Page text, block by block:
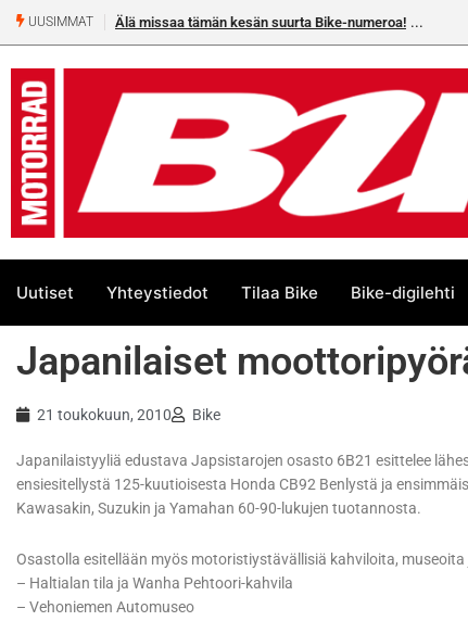
UUSIMMAT Älä missaa tämän kesän suurta Bike-numeroa!
Uutiset Yhteystiedot Tilaa Bike Bike-digilehti
Japanilaiset
21 toukokuun, 2010 Bike
Japanilaistyyliä edustava Japsistarojen osasto 6B21 esittelee
ensiesitellystä 125-kuutioisesta Honda CB92 Benlystä ja
Kawasakin, Suzukin ja Yamahan 60-90-lukujen tuotannosta.
Osastolla esitellään myös motoristiystävällisiä kahviloita,
– Haltialan tila ja Wanha Pehtoori-kahvila
– Vehoniemen Automuseo